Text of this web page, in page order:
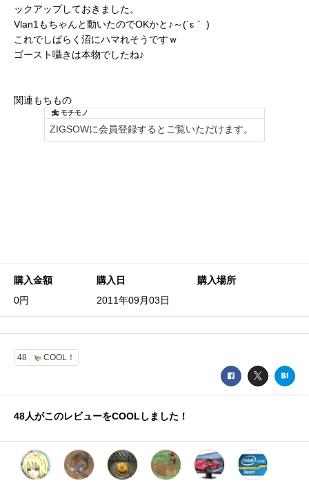
ックアップしておきました。
Vlan1もちゃんと動いたのでOKかと♪～(´ε｀ )
これでしばらく沼にハマれそうですｗ
ゴースト囁きは本物でしたね♪
関連もちもの
購入金額
0円
購入日
2011年09月03日
購入場所
48 COOL！
48人がこのレビューをCOOLしました！